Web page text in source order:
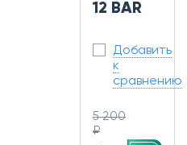
12 BAR
Добавить
к
сравнению
5 200
₽